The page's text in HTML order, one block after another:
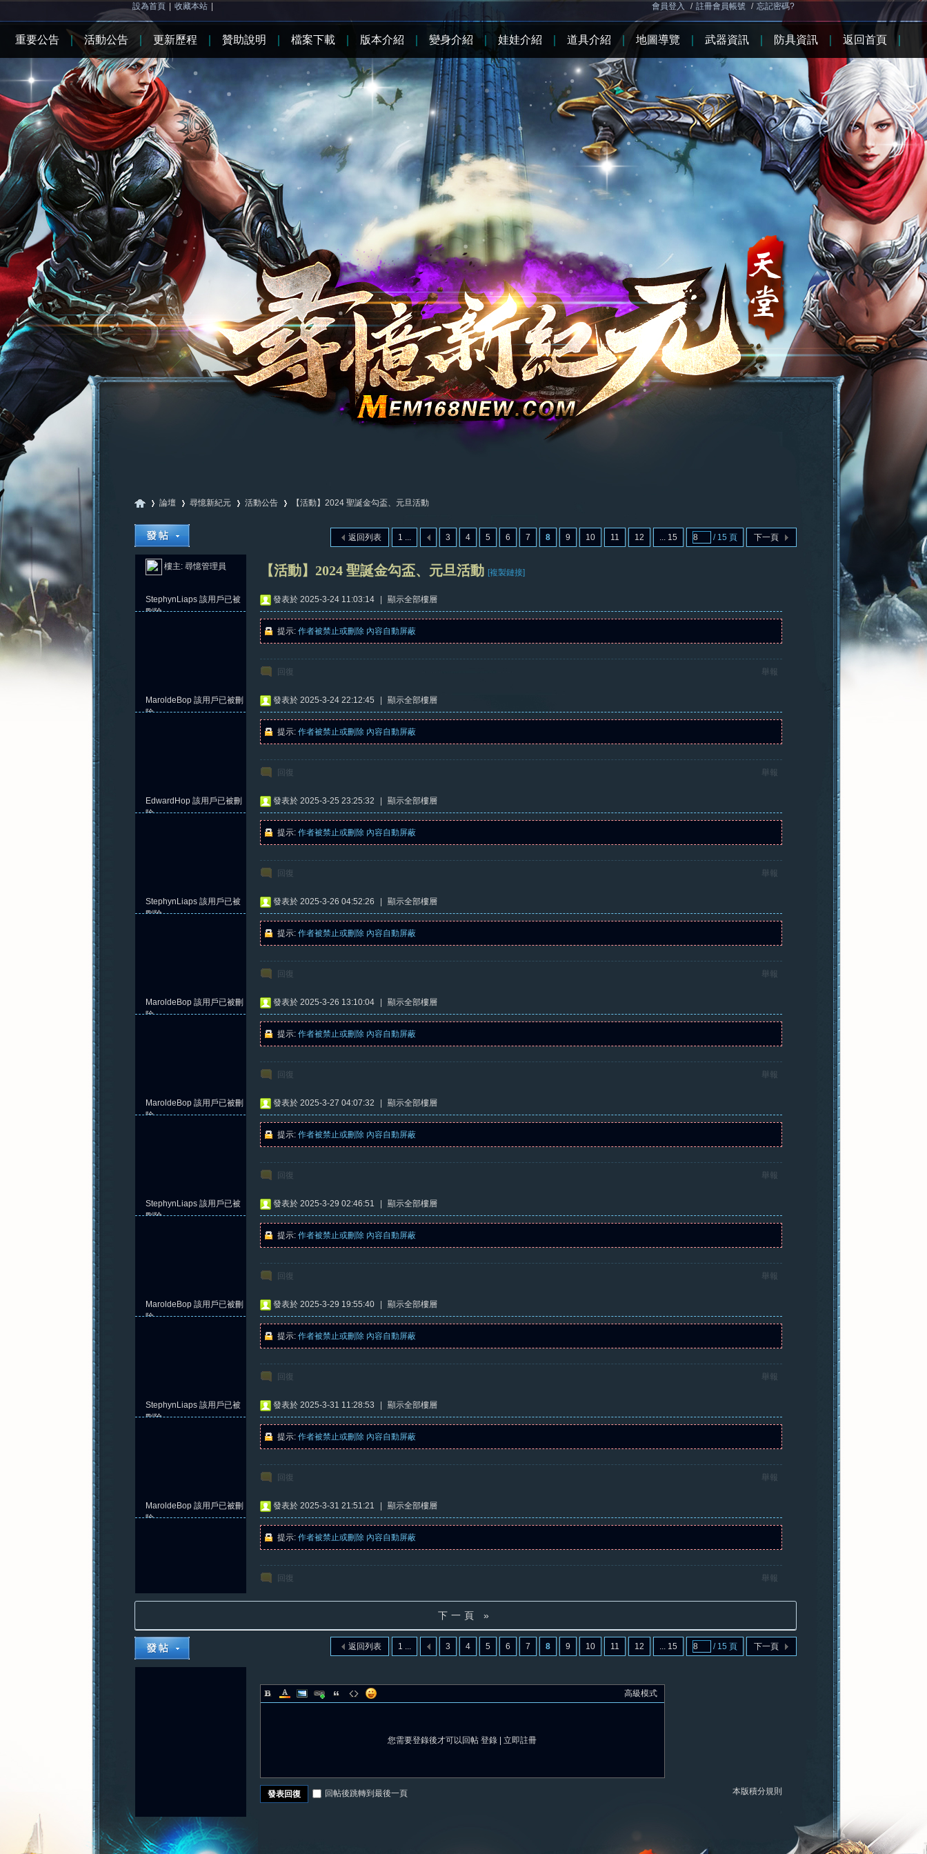
設為首頁 收藏本站 會員登入 / 註冊會員帳號 / 忘記密碼?
元
»
論壇
›
尋憶新紀元 活動公告
›
【活動】2024 聖誕金勾盃、元旦活動
1 ... 3 4 5 6 7 8 9 10 11 12 ... 15 / 15 頁 下一頁
返回列表
樓主: 尋憶管理員 【活動】2024 聖誕金勾盃、元旦活動 [複製鏈接]
StephynLiaps 該用戶已被
刪除
發表於 2025-3-24 11:03:14 顯示全部樓層
提示: 作者被禁止或刪除 內容自動屏蔽
回復 舉報
MaroldeBop 該用戶已被刪
除
發表於 2025-3-24 22:12:45 顯示全部樓層
提示: 作者被禁止或刪除 內容自動屏蔽
回復 舉報
EdwardHop 該用戶已被刪
除
發表於 2025-3-25 23:25:32 顯示全部樓層
提示: 作者被禁止或刪除 內容自動屏蔽
回復 舉報
StephynLiaps 該用戶已被
刪除
發表於 2025-3-26 04:52:26 顯示全部樓層
提示: 作者被禁止或刪除 內容自動屏蔽
回復 舉報
MaroldeBop 該用戶已被刪
除
發表於 2025-3-26 13:10:04 顯示全部樓層
提示: 作者被禁止或刪除 內容自動屏蔽
回復 舉報
MaroldeBop 該用戶已被刪
除
發表於 2025-3-27 04:07:32 顯示全部樓層
提示: 作者被禁止或刪除 內容自動屏蔽
回復 舉報
StephynLiaps 該用戶已被
刪除
發表於 2025-3-29 02:46:51 顯示全部樓層
提示: 作者被禁止或刪除 內容自動屏蔽
回復 舉報
MaroldeBop 該用戶已被刪
除
發表於 2025-3-29 19:55:40 顯示全部樓層
提示: 作者被禁止或刪除 內容自動屏蔽
回復 舉報
StephynLiaps 該用戶已被
刪除
發表於 2025-3-31 11:28:53 顯示全部樓層
提示: 作者被禁止或刪除 內容自動屏蔽
回復 舉報
MaroldeBop 該用戶已被刪
除
發表於 2025-3-31 21:51:21 顯示全部樓層
提示: 作者被禁止或刪除 內容自動屏蔽
回復 舉報
下一頁 »
1 ... 3 4 5 6 7 8 9 10 11 12 ... 15 / 15 頁 下一頁
返回列表
高級模式
您需要登錄後才可以回帖 登錄 立即註冊
本版積分規則
發表回復 回帖後跳轉到最後一頁